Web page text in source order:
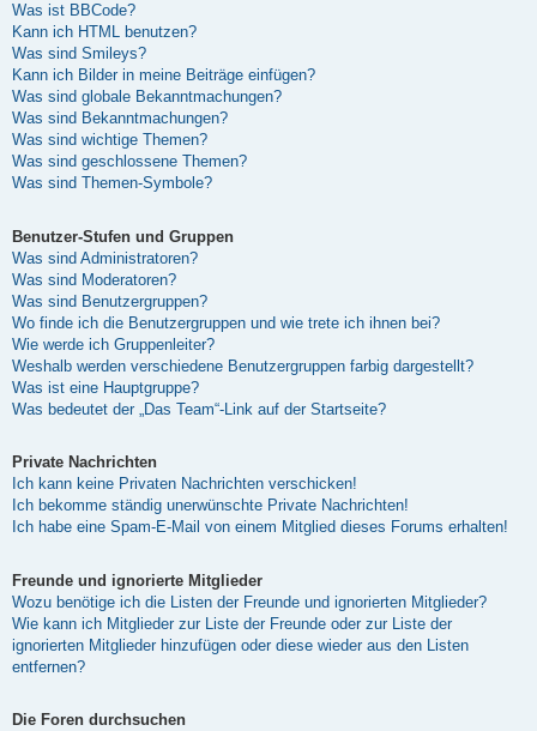
Was ist BBCode?
Kann ich HTML benutzen?
Was sind Smileys?
Kann ich Bilder in meine Beiträge einfügen?
Was sind globale Bekanntmachungen?
Was sind Bekanntmachungen?
Was sind wichtige Themen?
Was sind geschlossene Themen?
Was sind Themen-Symbole?
Benutzer-Stufen und Gruppen
Was sind Administratoren?
Was sind Moderatoren?
Was sind Benutzergruppen?
Wo finde ich die Benutzergruppen und wie trete ich ihnen bei?
Wie werde ich Gruppenleiter?
Weshalb werden verschiedene Benutzergruppen farbig dargestellt?
Was ist eine Hauptgruppe?
Was bedeutet der „Das Team“-Link auf der Startseite?
Private Nachrichten
Ich kann keine Privaten Nachrichten verschicken!
Ich bekomme ständig unerwünschte Private Nachrichten!
Ich habe eine Spam-E-Mail von einem Mitglied dieses Forums erhalten!
Freunde und ignorierte Mitglieder
Wozu benötige ich die Listen der Freunde und ignorierten Mitglieder?
Wie kann ich Mitglieder zur Liste der Freunde oder zur Liste der
ignorierten Mitglieder hinzufügen oder diese wieder aus den Listen
entfernen?
Die Foren durchsuchen